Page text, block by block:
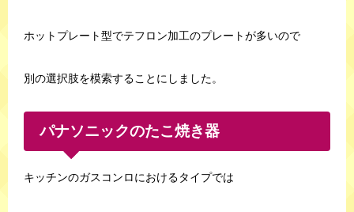
ホットプレート型でテフロン加工のプレートが多いので
別の選択肢を模索することにしました。
パナソニックのたこ焼き器
キッチンのガスコンロにおけるタイプでは